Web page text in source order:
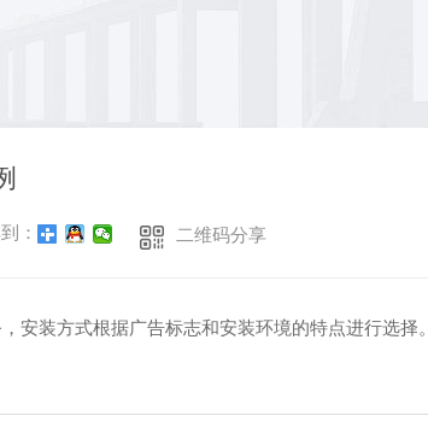
： 二维码分享
安装方式根据广告标志和安装环境的特点进行选择。